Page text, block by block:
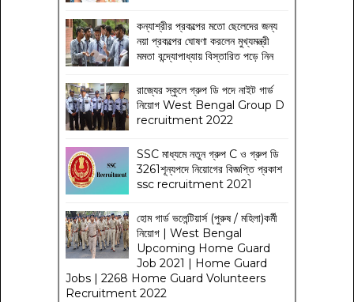
কন্যাশ্রীর প্রকল্পের মতো ছেলেদের জন্য
নয়া প্রকল্পের ঘোষণা করলেন মুখ্যমন্ত্রী
মমতা বন্দ্যোপাধ্যায় বিস্তারিত পড়ে নিন
রাজ্যের স্কুলে গ্রুপ ডি পদে নাইট গার্ড
নিয়োগ West Bengal Group D
recruitment 2022
SSC মাধ্যমে নতুন গ্রুপ C ও গ্রুপ ডি
3261শূন্যপদে নিয়োগের বিজ্ঞপ্তি প্রকাশ
ssc recruitment 2021
হোম গার্ড ভলেন্টিয়ার্স (পুরুষ / মহিলা)কর্মী
নিয়োগ | West Bengal
Upcoming Home Guard
Job 2021 | Home Guard
Jobs | 2268 Home Guard Volunteers
Recruitment 2022